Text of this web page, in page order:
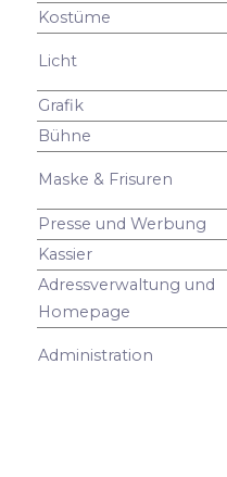
Kostüme
Licht
Grafik
Bühne
Maske & Frisuren
Presse und Werbung
Kassier
Adressverwaltung und
Homepage
Administration